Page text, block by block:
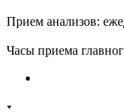
Прием анализов:
Часы приема